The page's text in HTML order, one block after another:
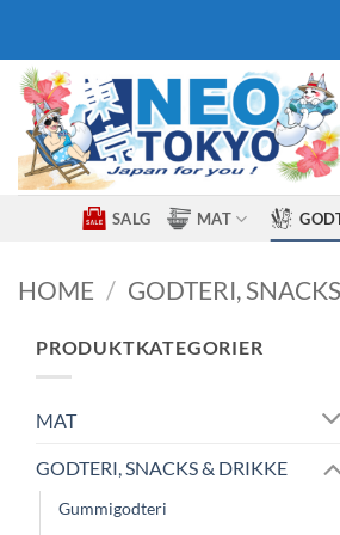
content
SALG MAT
HOME / GODTERI,
PRODUKTKATEGORIER
MAT
GODTERI, SNACKS & DRIKKE
Gummigodteri